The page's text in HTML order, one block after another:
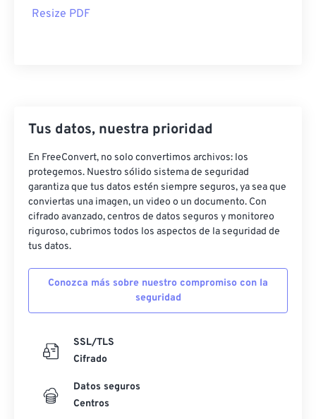
Resize PDF
Tus datos, nuestra prioridad
En FreeConvert, no solo convertimos archivos: los
protegemos. Nuestro sólido sistema de seguridad
garantiza que tus datos estén siempre seguros, ya sea que
conviertas una imagen, un video o un documento. Con
cifrado avanzado, centros de datos seguros y monitoreo
riguroso, cubrimos todos los aspectos de la seguridad de
tus datos.
Conozca más sobre nuestro compromiso con la
seguridad
SSL/TLS
Cifrado
Datos seguros
Centros